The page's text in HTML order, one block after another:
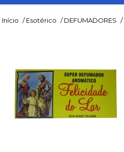
Início / Esotérico / DEFUMADORES /